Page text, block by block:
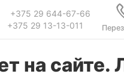
+375 29 644-67-66
+375 29 13-13-011
на сайте.